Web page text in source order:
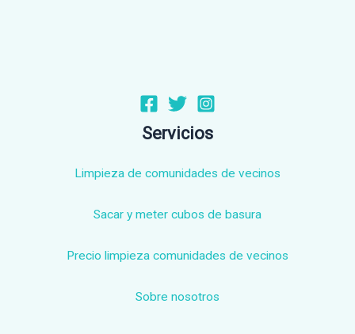
Servicios
Limpieza de comunidades de vecinos
Sacar y meter cubos de basura
Precio limpieza comunidades de vecinos
Sobre nosotros